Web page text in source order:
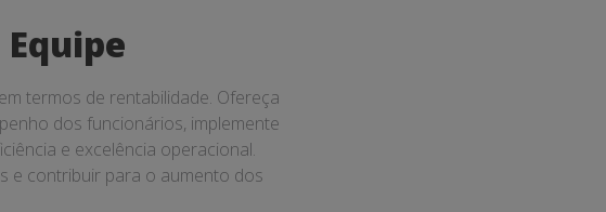
termos de rentabilidade. Ofereça
dos funcionários, implemente
e excelência operacional.
e contribuir para o aumento dos